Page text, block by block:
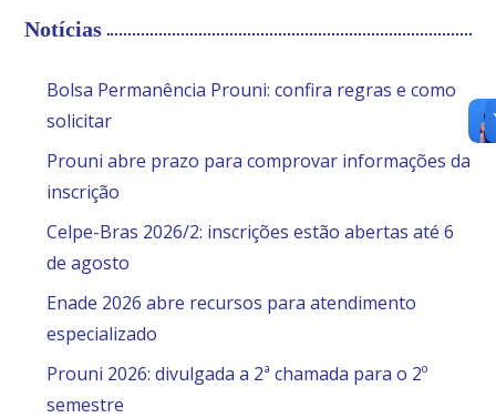
Notícias
Bolsa Permanência Prouni: confira regras e como
solicitar
Prouni abre prazo para comprovar informações da
inscrição
Celpe-Bras 2026/2: inscrições estão abertas até 6
de agosto
Enade 2026 abre recursos para atendimento
especializado
Prouni 2026: divulgada a 2ª chamada para o 2º
semestre